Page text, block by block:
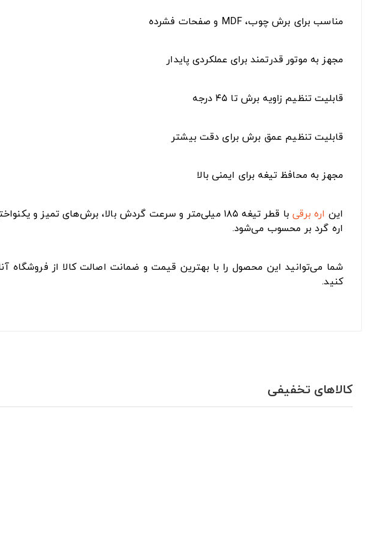
مناسب برای برش چوب، MDF و صفحات فشرده
مجهز به موتور قدرتمند برای عملکردی پایدار
قابلیت تنظیم زاویه برش تا ۴۵ درجه
قابلیت تنظیم عمق برش برای دقت بیشتر
مجهز به محافظ تیغه برای ایمنی بالا
این اره برقی
با قطر تیغه ۱۸۵ میلی‌متر و سرعت گردش بالا، برش‌های
اره گرد بر محسوب می‌شود.
شما می‌توانید این محصول را با بهترین قیمت و ضمانت اصالت کالا از فروشگاه
کنید.
کالاهای تخفیفی